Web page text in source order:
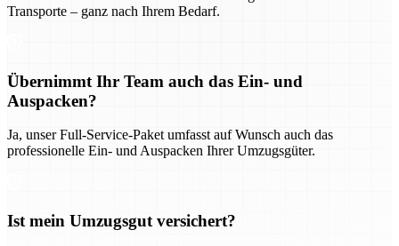
Transporte – ganz nach Ihrem Bedarf.
Übernimmt Ihr Team auch das Ein- und
Auspacken?
Ja, unser Full-Service-Paket umfasst auf Wunsch auch das
professionelle Ein- und Auspacken Ihrer Umzugsgüter.
Ist mein Umzugsgut versichert?